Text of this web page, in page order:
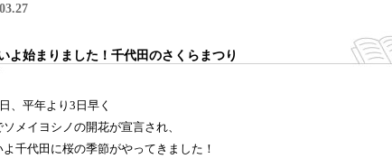
よ始まりました！千代田のさくらまつり
、平年より3日早く
ソメイヨシノの開花が宣言され、
よ千代田に桜の季節がやってきました！